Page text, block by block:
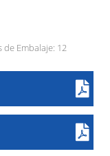
de Embalaje: 12